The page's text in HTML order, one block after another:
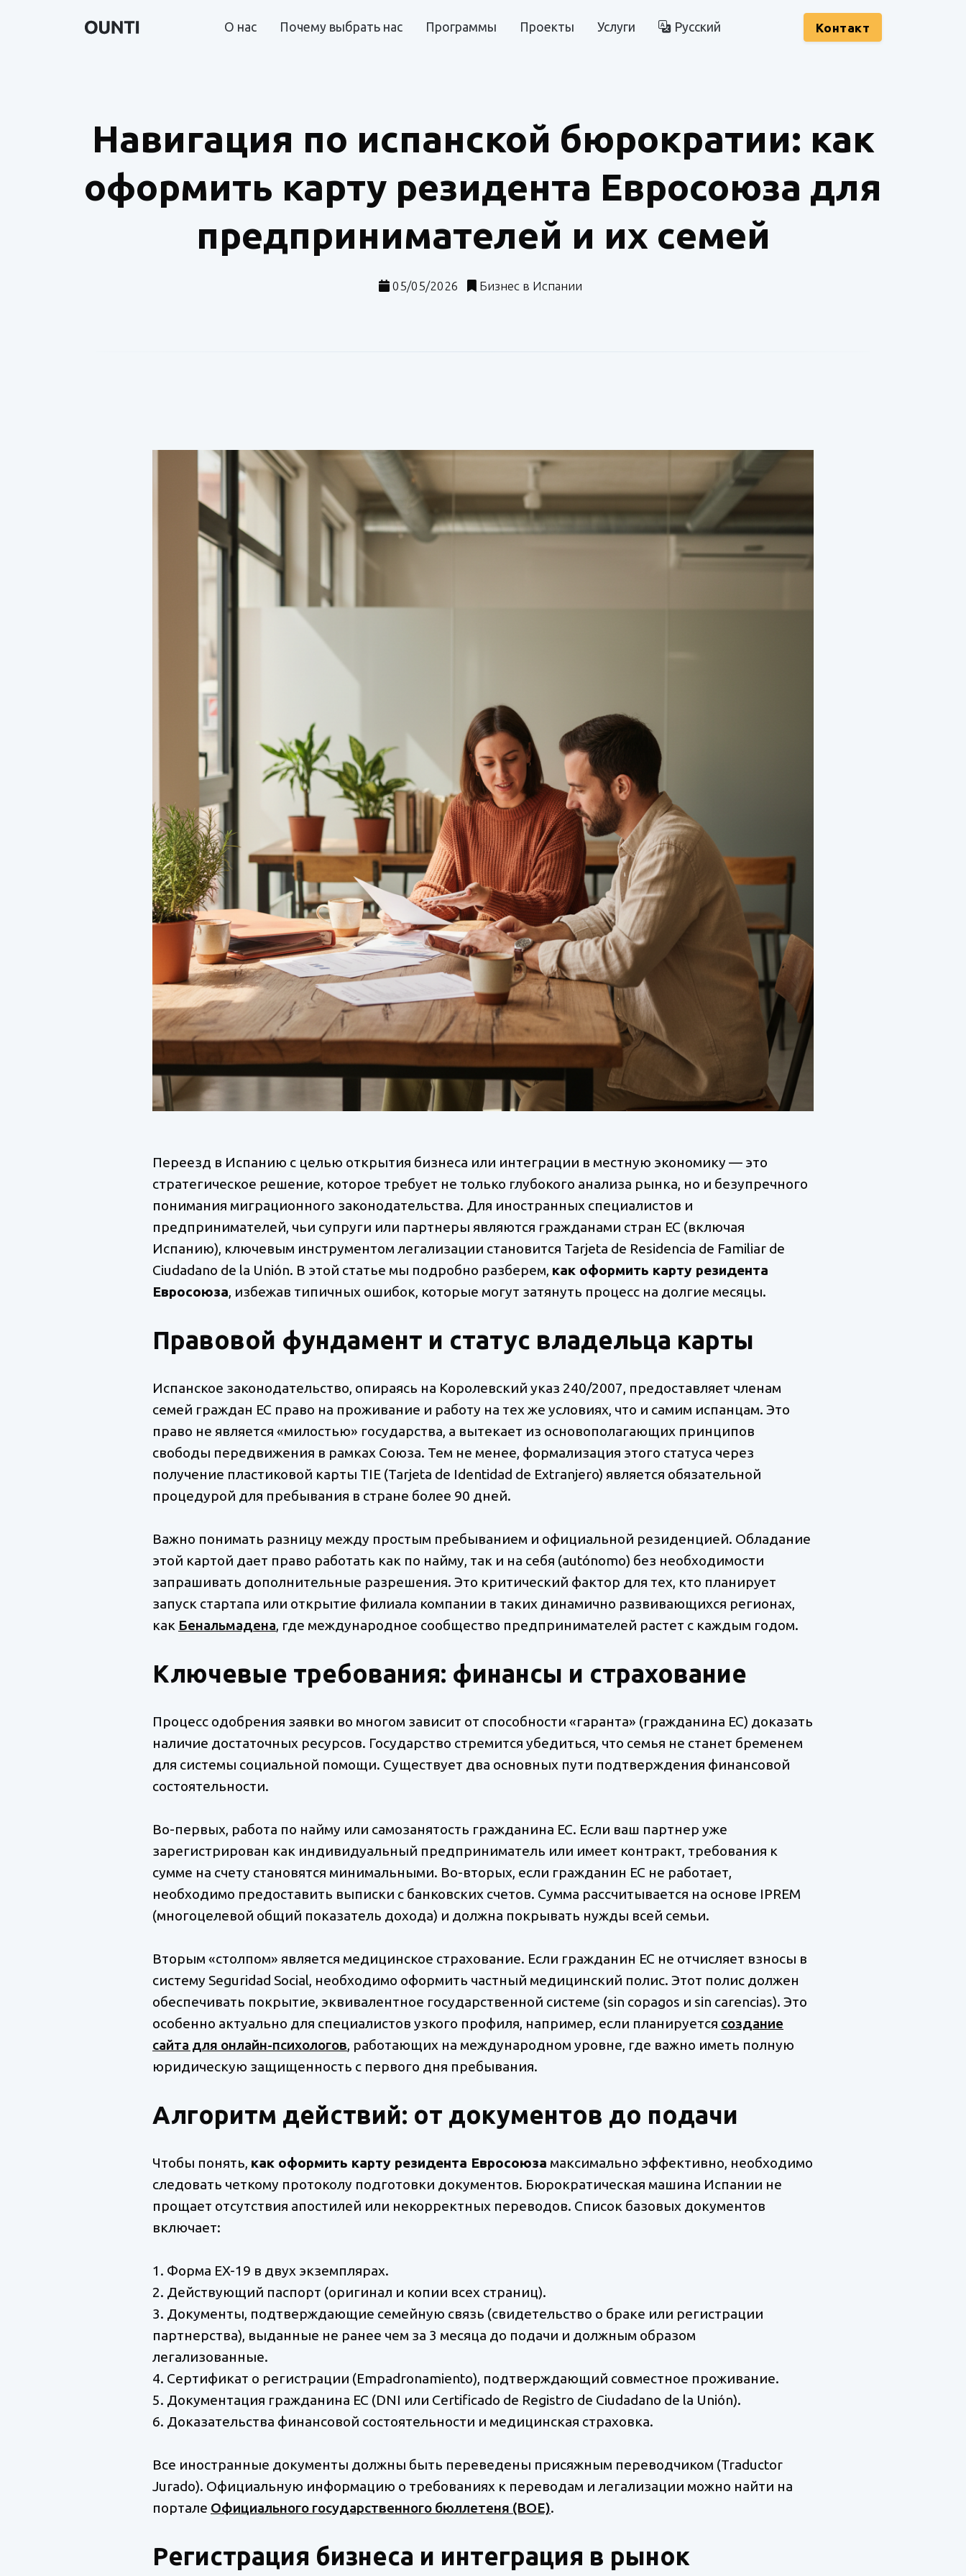
О нас Почему выбрать нас Программы Проекты Услуги Русский Kонтакт
Навигация по испанской бюрократии: как
оформить карту резидента Евросоюза для
предпринимателей и их семей
05/05/2026 Бизнес в Испании
Переезд в Испанию с целью открытия бизнеса или интеграции в местную экономику — это
стратегическое решение, которое требует не только глубокого анализа рынка, но и безупречного
понимания миграционного законодательства. Для иностранных специалистов и
предпринимателей, чьи супруги или партнеры являются гражданами стран ЕС (включая
Испанию), ключевым инструментом легализации становится Tarjeta de Residencia de Familiar de
Ciudadano de la Unión. В этой статье мы подробно разберем, как оформить карту резидента
Евросоюза, избежав типичных ошибок, которые могут затянуть процесс на долгие месяцы.
Правовой фундамент и статус владельца карты
Испанское законодательство, опираясь на Королевский указ 240/2007, предоставляет членам
семей граждан ЕС право на проживание и работу на тех же условиях, что и самим испанцам. Это
право не является «милостью» государства, а вытекает из основополагающих принципов
свободы передвижения в рамках Союза. Тем не менее, формализация этого статуса через
получение пластиковой карты TIE (Tarjeta de Identidad de Extranjero) является обязательной
процедурой для пребывания в стране более 90 дней.
Важно понимать разницу между простым пребыванием и официальной резиденцией. Обладание
этой картой дает право работать как по найму, так и на себя (autónomo) без необходимости
запрашивать дополнительные разрешения. Это критический фактор для тех, кто планирует
запуск стартапа или открытие филиала компании в таких динамично развивающихся регионах,
как Бенальмадена, где международное сообщество предпринимателей растет с каждым годом.
Ключевые требования: финансы и страхование
Процесс одобрения заявки во многом зависит от способности «гаранта» (гражданина ЕС) доказать
наличие достаточных ресурсов. Государство стремится убедиться, что семья не станет бременем
для системы социальной помощи. Существует два основных пути подтверждения финансовой
состоятельности.
Во-первых, работа по найму или самозанятость гражданина ЕС. Если ваш партнер уже
зарегистрирован как индивидуальный предприниматель или имеет контракт, требования к
сумме на счету становятся минимальными. Во-вторых, если гражданин ЕС не работает,
необходимо предоставить выписки с банковских счетов. Сумма рассчитывается на основе IPREM
(многоцелевой общий показатель дохода) и должна покрывать нужды всей семьи.
Вторым «столпом» является медицинское страхование. Если гражданин ЕС не отчисляет взносы в
систему Seguridad Social, необходимо оформить частный медицинский полис. Этот полис должен
обеспечивать покрытие, эквивалентное государственной системе (sin copagos и sin carencias). Это
особенно актуально для специалистов узкого профиля, например, если планируется создание
сайта для онлайн-психологов, работающих на международном уровне, где важно иметь полную
юридическую защищенность с первого дня пребывания.
Алгоритм действий: от документов до подачи
Чтобы понять, как оформить карту резидента Евросоюза максимально эффективно, необходимо
следовать четкому протоколу подготовки документов. Бюрократическая машина Испании не
прощает отсутствия апостилей или некорректных переводов. Список базовых документов
включает:
1. Форма EX-19 в двух экземплярах.
2. Действующий паспорт (оригинал и копии всех страниц).
3. Документы, подтверждающие семейную связь (свидетельство о браке или регистрации
партнерства), выданные не ранее чем за 3 месяца до подачи и должным образом
легализованные.
4. Сертификат о регистрации (Empadronamiento), подтверждающий совместное проживание.
5. Документация гражданина ЕС (DNI или Certificado de Registro de Ciudadano de la Unión).
6. Доказательства финансовой состоятельности и медицинская страховка.
Все иностранные документы должны быть переведены присяжным переводчиком (Traductor
Jurado). Официальную информацию о требованиях к переводам и легализации можно найти на
портале Официального государственного бюллетеня (BOE).
Регистрация бизнеса и интеграция в рынок